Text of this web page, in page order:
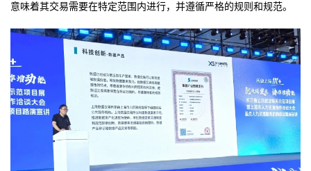
意味着其交易需要在特定范围内进行，并遵循严格的规则和规范。